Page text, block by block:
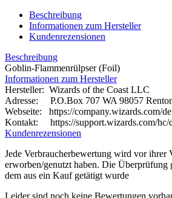
Beschreibung
Informationen zum Hersteller
Kundenrezensionen
Beschreibung
Goblin-Flammenrülpser (Foil)
Informationen zum Hersteller
Hersteller: Wizards of the Coast LLC
Adresse: P.O.Box 707 WA 98057
Webseite:
https://company.wizards.com/de
Kontakt: https://support.wizards.com/hc/
Kundenrezensionen
Jede Verbraucherbewertung wird vor ihrer
erworben/genutzt haben. Die
dem aus ein Kauf getätigt wurde
Leider sind noch keine Bewertungen